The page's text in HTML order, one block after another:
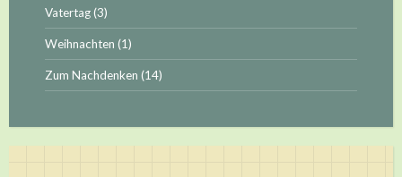
Vatertag(3)
Weihnachten (1)
Zum Nachdenken (14)